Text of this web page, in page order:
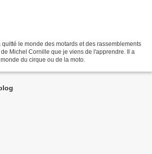
le monde des motards et des rassemblements
Michel Cornille que je viens de l'apprendre. Il a
du cirque ou de la moto.